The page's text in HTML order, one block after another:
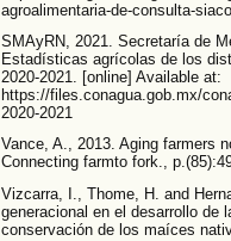
agroalimentaria-de-consulta-
SMAyRN, 2021. Secretaría de
Estadísticas agrícolas de los
2020-2021. [online] Available at:
https://files.conagua.gob.mx/
2020-2021
Vance, A., 2013. Aging farmers
Connecting farmto fork.,
Vizcarra, I., Thome, H. and
generacional en el desarrollo de
conservación de los maíces